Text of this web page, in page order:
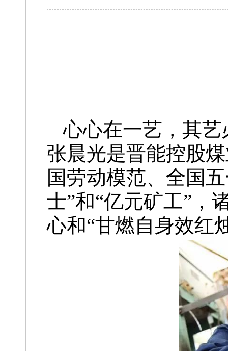
心心在一艺，其
张晨光是晋能控股
国劳动模范、全国
士”和“亿元矿工”，
心和“甘燃自身效红